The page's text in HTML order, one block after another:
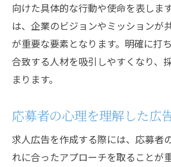
向けた具体的な行動や使命を表しま
は、企業のビジョンやミッションが
が重要な要素となります。明確に打
合致する人材を吸引しやすくなり、
まります。
応募者の心理を理解した広
求人広告を作成する際には、応募者
れに合ったアプローチを取ることが